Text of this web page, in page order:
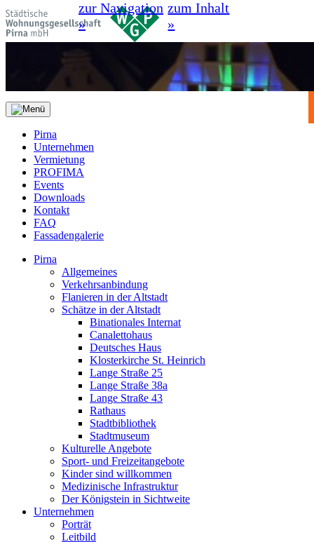
zur Navigation
»
zum Inhalt
»
Pirna
Unternehmen
Vermietung
PROFIMA
Events
Downloads
Kontakt
FAQ
Fassadengalerie
Pirna
Allgemeines
Verkehrsanbindung
Flanieren in der Altstadt
Schätze in der Altstadt
Binationales Internat
Canalettohaus
Deutsches Haus
Klosterkirche St. Heinrich
Lange Straße 25
Lange Straße 38a
Lange Straße 43
Rathaus
Stadtbibliothek
Stadtmuseum
Kulturelle Angebote
Sport- und Freizeitangebote
Kinder sind willkommen
Medizinische Infrastruktur
Der Königstein in Sichtweite
Unternehmen
Porträt
Leitbild